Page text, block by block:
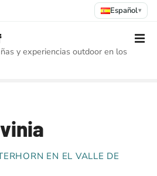
Español▾
y experiencias outdoor en los
EN EL VALLE DE